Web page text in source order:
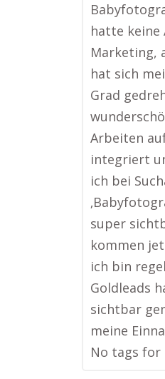
hatte keine
Marketing,
hat sich
Grad
Arbeiten
integriert
ich bei
super
kommen
ich bin
Goldleads
sichtbar
meine
No tags